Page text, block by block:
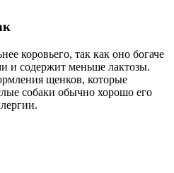
коровьего, так как оно богаче
и содержит меньше лактозы.
щенков, которые
собаки обычно хорошо его